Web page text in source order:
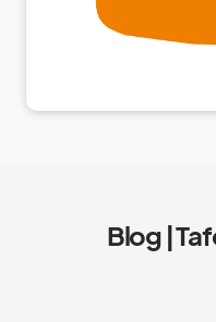
Blog |